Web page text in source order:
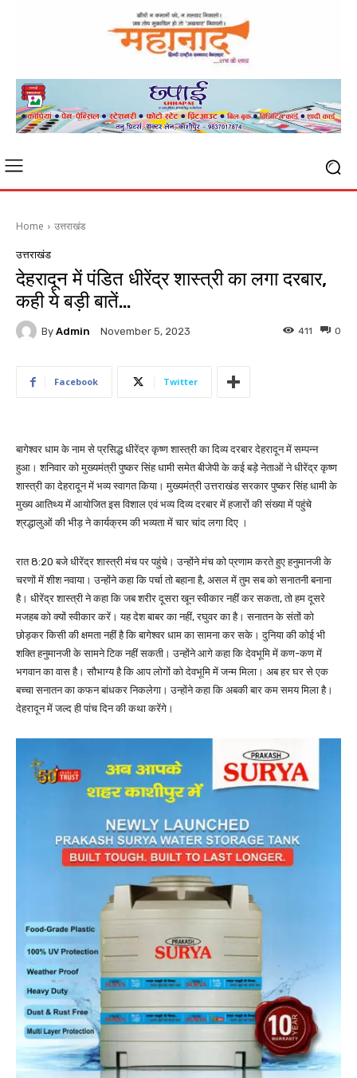
Home उत्तराखंड
उत्तराखंड
देहरादून में पंडित धीरेंद्र शास्त्री का लगा दरबार,
कही ये बड़ी बातें…
By Admin November 5, 2023 0
411
Facebook Twitter
बागेश्वर धाम के नाम से प्रसिद्ध धीरेंद्र कृष्ण शास्त्री का दिव्य दरबार देहरादून में सम्पन्न
हुआ। शनिवार को मुख्यमंत्री पुष्कर सिंह धामी समेत बीजेपी के कई बड़े नेताओं ने धीरेंद्र कृष्ण
शास्त्री का देहरादून में भव्य स्वागत किया। मुख्यमंत्री उत्तराखंड सरकार पुष्कर सिंह धामी के
मुख्य आतिथ्य में आयोजित इस विशाल एवं भव्य दिव्य दरबार में हजारों की संख्या में पहुंचे
श्रद्धालुओं की भीड़ ने कार्यक्रम की भव्यता में चार चांद लगा दिए ।
रात 8:20 बजे धीरेंद्र शास्त्री मंच पर पहुंचे। उन्होंने मंच को प्रणाम करते हुए हनुमानजी के
चरणों में शीश नवाया। उन्होंने कहा कि पर्चा तो बहाना है, असल में तुम सब को सनातनी बनाना
है। धीरेंद्र शास्त्री ने कहा कि जब शरीर दूसरा खून स्वीकार नहीं कर सकता, तो हम दूसरे
मजहब को क्यों स्वीकार करें। यह देश बाबर का नहीं, रघुवर का है। सनातन के संतों को
छोड़कर किसी की क्षमता नहीं है कि बागेश्वर धाम का सामना कर सके। दुनिया की कोई भी
शक्ति हनुमानजी के सामने टिक नहीं सकती। उन्होंने आगे कहा कि देवभूमि में कण-कण में
भगवान का वास है। सौभाग्य है कि आप लोगों को देवभूमि में जन्म मिला। अब हर घर से एक
बच्चा सनातन का कफन बांधकर निकलेगा। उन्होंने कहा कि अबकी बार कम समय मिला है।
देहरादून में जल्द ही पांच दिन की कथा करेंगे।